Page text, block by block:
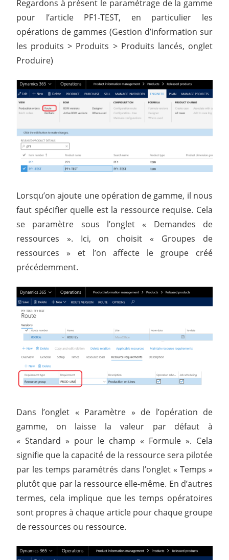
Regardons à présent le paramétrage de la gamme
pour l’article PF1-TEST, en particulier les
opérations de gammes (Gestion d’information sur
les produits > Produits > Produits lancés, onglet
Produire)
Lorsqu’on ajoute une opération de gamme, il nous
faut spécifier quelle est la ressource requise. Cela
se paramètre sous l’onglet « Demandes de
ressources ». Ici, on choisit « Groupes de
ressources » et l’on affecte le groupe créé
précédemment.
Dans l’onglet « Paramètre » de l’opération de
gamme, on laisse la valeur par défaut à
« Standard » pour le champ « Formule ». Cela
signifie que la capacité de la ressource sera pilotée
par les temps paramétrés dans l’onglet « Temps »
plutôt que par la ressource elle-même. En d’autres
termes, cela implique que les temps opératoires
sont propres à chaque article pour chaque groupe
de ressources ou ressource.